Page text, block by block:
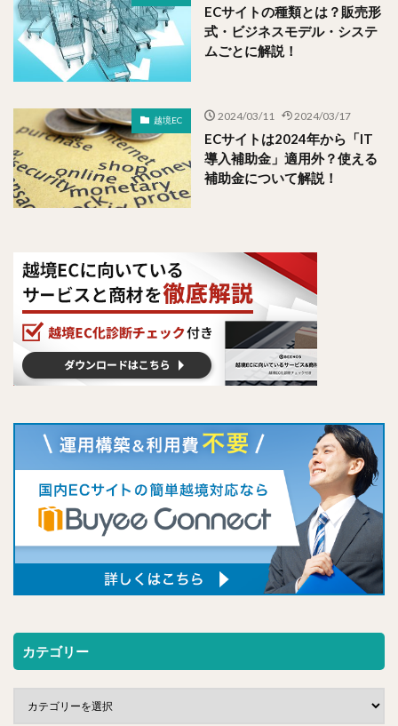
ECサイトの種類とは？販売形
式・ビジネスモデル・システ
ムごとに解説！
越境EC 2024/03/11 2024/03/17
ECサイトは2024年から「IT
導入補助金」適用外？使える
補助金について解説！
カテゴリー